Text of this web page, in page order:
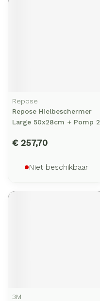
Repose
Repose Hielbeschermer
Large 50x28cm + Pomp 2
€ 257,70
Niet beschikbaar
3M